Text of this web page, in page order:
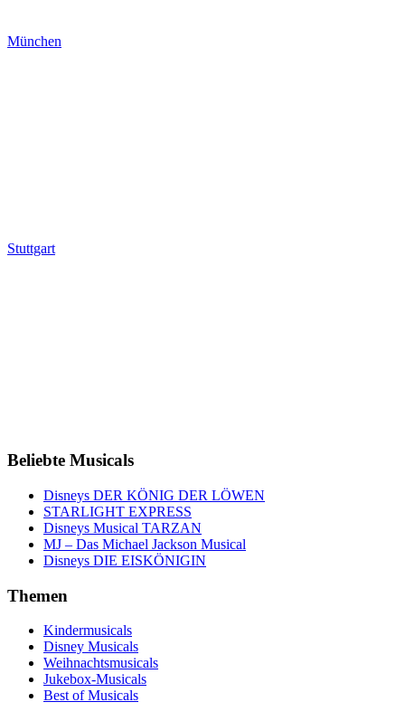
München
Stuttgart
Beliebte Musicals
Disneys DER KÖNIG DER LÖWEN
STARLIGHT EXPRESS
Disneys Musical TARZAN
MJ – Das Michael Jackson Musical
Disneys DIE EISKÖNIGIN
Themen
Kindermusicals
Disney Musicals
Weihnachtsmusicals
Jukebox-Musicals
Best of Musicals